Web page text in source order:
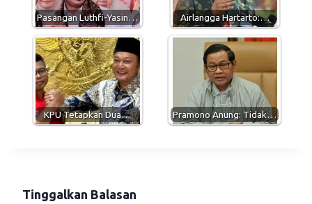
p
m
k
Pasangan Luthfi-Yasin… Airlangga Hartarto:…
KPU Tetapkan Dua… Pramono Anung: Tidak…
Tinggalkan Balasan